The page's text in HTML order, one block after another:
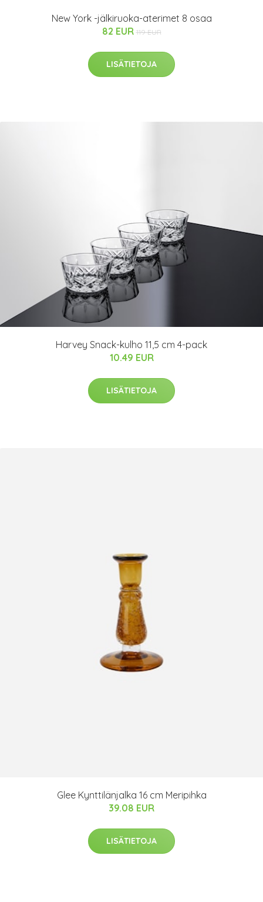
New York -jälkiruoka-aterimet 8 osaa
82 EUR 119 EUR
LISÄTIETOJA
Harvey Snack-kulho 11,5 cm 4-pack
10.49 EUR
LISÄTIETOJA
Glee Kynttilänjalka 16 cm Meripihka
39.08 EUR
LISÄTIETOJA